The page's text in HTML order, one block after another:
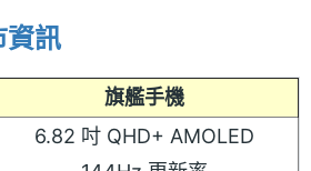
資訊
旗艦手機
6.82 吋 QHD+ AMOLED